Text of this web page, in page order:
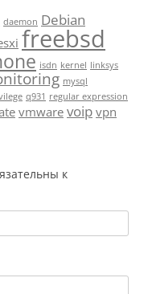
daemon Debian
freebsd
isdn kernel linksys
mysql
q931 regular expression
vmware voip vpn
к